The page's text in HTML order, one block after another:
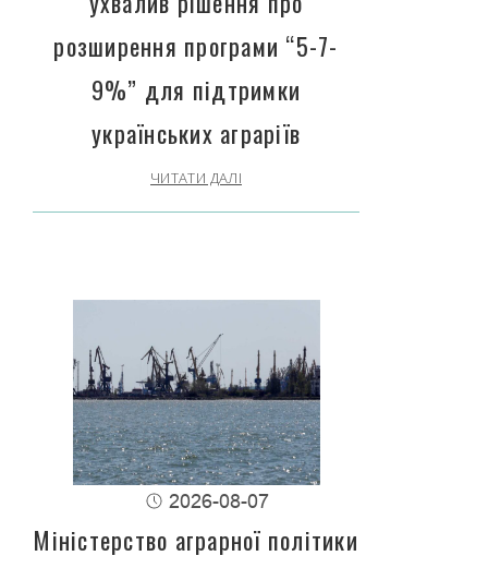
розширення програми “5-7-
9%” для підтримки
українських аграріїв
ЧИТАТИ ДАЛІ
2026-08-07
Міністерство аграрної політики